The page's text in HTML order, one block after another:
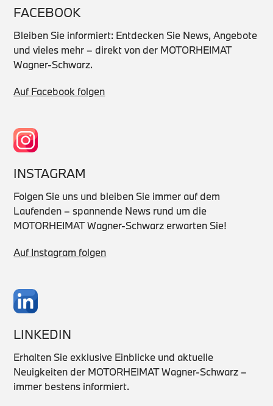
FACEBOOK
Bleiben Sie informiert: Entdecken Sie News, Angebote
und vieles mehr – direkt von der MOTORHEIMAT
Wagner-Schwarz.
Auf Facebook folgen
INSTAGRAM
Folgen Sie uns und bleiben Sie immer auf dem
Laufenden – spannende News rund um die
MOTORHEIMAT Wagner-Schwarz erwarten Sie!
Auf Instagram folgen
LINKEDIN
Erhalten Sie exklusive Einblicke und aktuelle
Neuigkeiten der MOTORHEIMAT Wagner-Schwarz –
immer bestens informiert.